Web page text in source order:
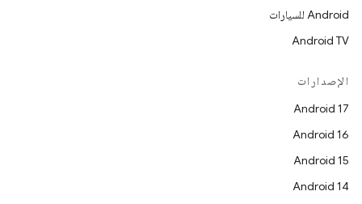
Android للسيارات
Android TV
الإصدارات
Android 17
Android 16
Android 15
Android 14